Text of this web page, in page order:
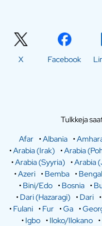
X Facebook
Tulkkeja
Afar •Albania •
•Arabia (Irak) •Arabia
•Arabia (Syyria) •Arabia
•Azeri •Bemba •
•Bini/Edo •Bosnia •
•Dari (Hazaragi) •Dari •
•Fulani •Fur •Ga •
•Igbo •Iloko/Ilokano •